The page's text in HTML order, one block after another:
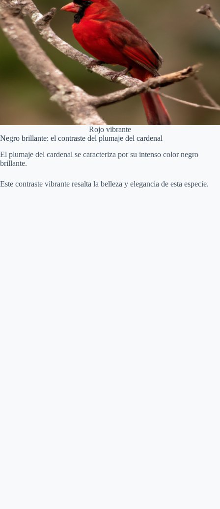
Rojo vibrante
Negro brillante: el contraste del plumaje del cardenal
El plumaje del cardenal se caracteriza por su intenso color negro
brillante.
Este contraste vibrante resalta la belleza y elegancia de esta especie.